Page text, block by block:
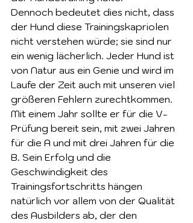
Dennoch bedeutet dies nicht, dass
der Hund diese Trainingskapriolen
nicht verstehen würde; sie sind nur
ein wenig lächerlich. Jeder Hund ist
von Natur aus ein Genie und wird im
Laufe der Zeit auch mit unseren viel
größeren Fehlern zurechtkommen.
Mit einem Jahr sollte er für die V-
Prüfung bereit sein, mit zwei Jahren
für die A und mit drei Jahren für die
B. Sein Erfolg und die
Geschwindigkeit des
Trainingsfortschritts hängen
natürlich vor allem von der Qualität
des Ausbilders ab, der den